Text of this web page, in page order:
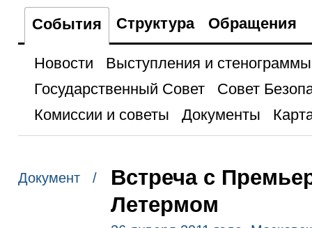
События Структура Обращения
Новости
Выступления и стенограммы
Государственный Совет
Совет
Комиссии и советы
Документы
Документ /
Встреча с
Летермом